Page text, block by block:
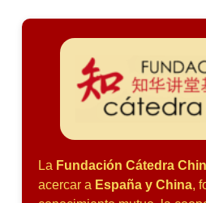
La Fundación Cátedra
acercar a España y China,